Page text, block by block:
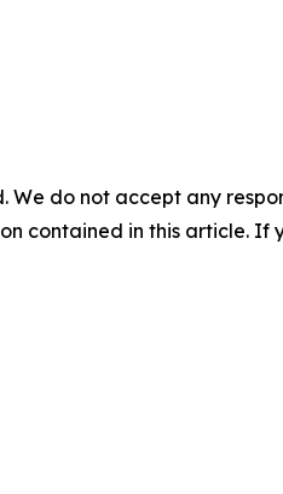
We do not accept any
contained in this article. If